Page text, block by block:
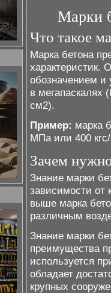
Марки
Что такое
Марка бетона
характеристик.
обозначением и
в мегапаскалях
см2).
Пример: марка
МПа или 400
Зачем
Знание марки
зависимости от
выше марка
различным
Знание марки
преимущества
используется
обладает
крупных